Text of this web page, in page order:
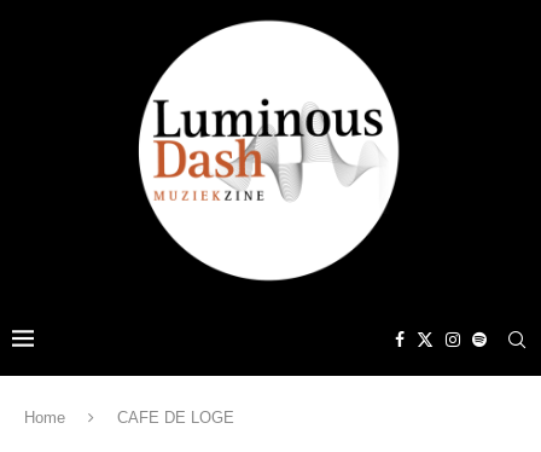
Home CAFE DE LOGE